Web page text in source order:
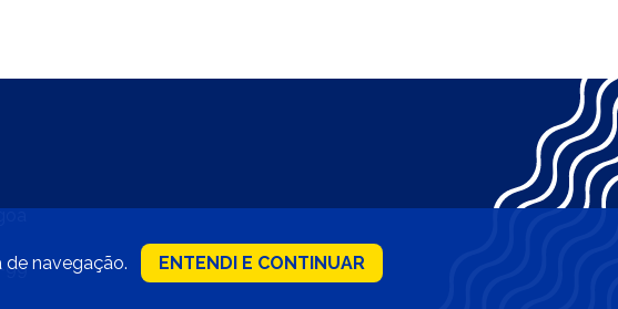
99
de navegação. ENTENDI E CONTINUAR